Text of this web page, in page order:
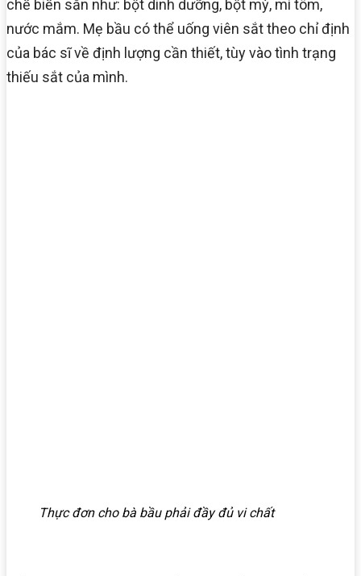
chế biến sẵn như: bột dinh dưỡng, bột mỳ, mì tôm,
nước mắm. Mẹ bầu có thể uống viên sắt theo chỉ định
của bác sĩ về định lượng cần thiết, tùy vào tình trạng
thiếu sắt của mình.
Thực đơn cho bà bầu phải đầy đủ vi chất